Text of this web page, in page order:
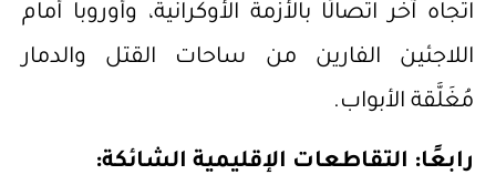
اتجاه آخر اتصالًا بالأزمة الأوكرانية، وأوروبا أمام
اللاجئين الفارين من ساحات القتل والدمار
مُغَلَّقة الأبواب.
رابعًا: التقاطعات الإقليمية الشائكة: